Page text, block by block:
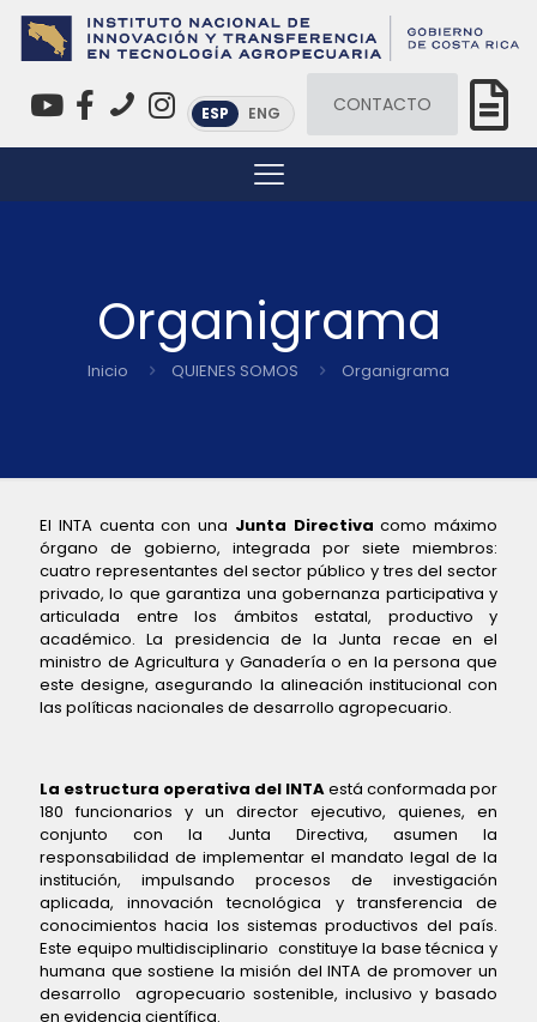
ESP ENG CONTACTO
Organigrama
Inicio QUIENES SOMOS Organigrama
El INTA cuenta con una Junta Directivacomo máximo
órgano de gobierno, integrada por siete miembros:
cuatro representantes del sector público y tres del sector
privado, lo que garantiza una gobernanza participativa y
articulada entre los ámbitos estatal, productivo y
académico. La presidencia de la Junta recae en el
ministro de Agricultura y Ganadería o en la persona que
este designe, asegurando la alineación institucional con
las políticas nacionales de desarrollo agropecuario.
La estructura operativa del INTAestá conformada por
180 funcionarios y un director ejecutivo, quienes, en
conjunto con la Junta Directiva, asumen la
responsabilidad de implementar el mandato legal de la
institución, impulsando procesos de investigación
aplicada, innovación tecnológica y transferencia de
conocimientos hacia los sistemas productivos del país.
Este equipo multidisciplinario constituye la base técnica y
humana que sostiene la misión del INTA de promover un
desarrollo agropecuario sostenible, inclusivo y basado
en evidencia científica.